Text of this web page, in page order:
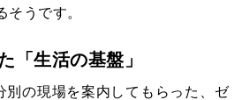
そうです。
「生活の基盤」
別の現場を案内してもらった、ゼ